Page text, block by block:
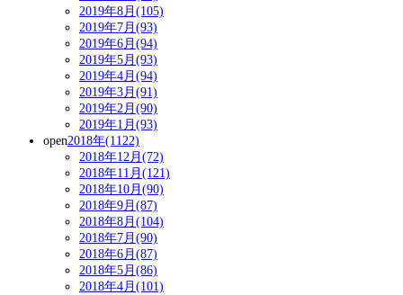
2019年8月(105)
2019年7月(93)
2019年6月(94)
2019年5月(93)
2019年4月(94)
2019年3月(91)
2019年2月(90)
2019年1月(93)
open2018年(1122)
2018年12月(72)
2018年11月(121)
2018年10月(90)
2018年9月(87)
2018年8月(104)
2018年7月(90)
2018年6月(87)
2018年5月(86)
2018年4月(101)